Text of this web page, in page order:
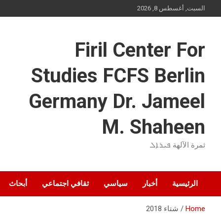
to
السبت, أغسطس 8, 2026
Firil Center For
Studies FCFS Berlin
Germany Dr. Jameel
M. Shaheen
ثمرة الآلهة ܦܝܪܐܠ
الرئيسية أخبار سياسي ثقافي اجتماعي أبحاث
Home شتاء 2018